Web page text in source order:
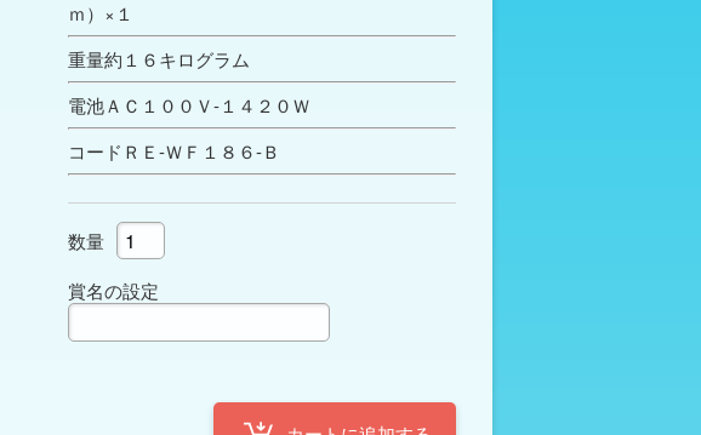
ｍ）×１
重量約１６キログラム
電池ＡＣ１００Ｖ-１４２０Ｗ
コードＲＥ-ＷＦ１８６-Ｂ
数量
賞名の設定